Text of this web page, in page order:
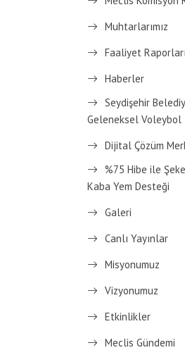
Muhtarlarımız
Faaliyet Raporları
Haberler
Seydişehir
Geleneksel Voleybol
Dijital Çözüm
%75 Hibe ile
Kaba Yem Desteği
Galeri
Canlı Yayınlar
Misyonumuz
Vizyonumuz
Etkinlikler
Meclis Gündemi